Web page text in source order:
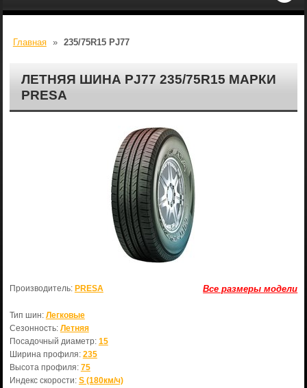
Главная » 235/75R15 PJ77
ЛЕТНЯЯ ШИНА PJ77 235/75R15 МАРКИ
PRESA
Все размеры модели
Производитель: PRESA
Тип шин: Легковые
Сезонность: Летняя
Посадочный диаметр: 15
Ширина профиля: 235
Высота профиля: 75
Индекс скорости: S (180км/ч)